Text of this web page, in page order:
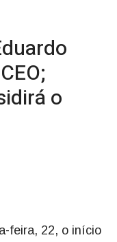
o
feira, 22, o início